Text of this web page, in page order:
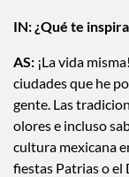
AS:¡La vida
ciudades que he
gente. Las
olores e incluso
cultura mexicana